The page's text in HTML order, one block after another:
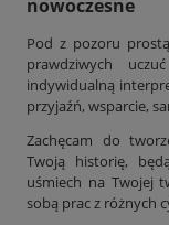
nowoczesne
Pod z pozoru
prawdziwych
indywidualną
przyjaźń, wsparcie,
Zachęcam do
Twoją historię,
uśmiech na Twojej
sobą prac z różnych